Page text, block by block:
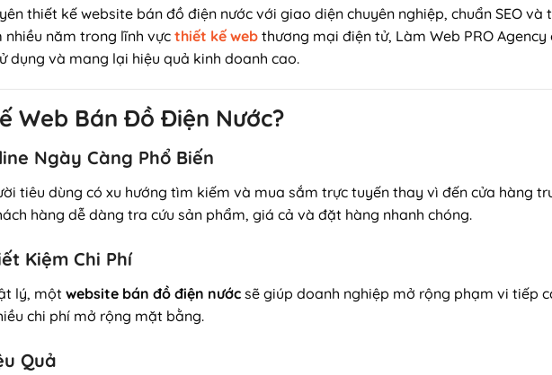
thiết kế website bán đồ điện nước với giao diện chuyên nghiệp, chuẩn SEO và
nhiều năm trong lĩnh vựcthiết kế web thương mại điện tử, Làm Web PRO
dụng và mang lại hiệu quả kinh doanh cao.
Web Bán Đồ Điện Nước?
Ngày Càng Phổ Biến
tiêu dùng có xu hướng tìm kiếm và mua sắm trực tuyến thay vì đến cửa hàng
hàng dễ dàng tra cứu sản phẩm, giá cả và đặt hàng nhanh chóng.
Kiệm Chi Phí
lý, một website bán đồ điện nước sẽ giúp doanh nghiệp mở rộng phạm vi tiếp
chi phí mở rộng mặt bằng.
Quả